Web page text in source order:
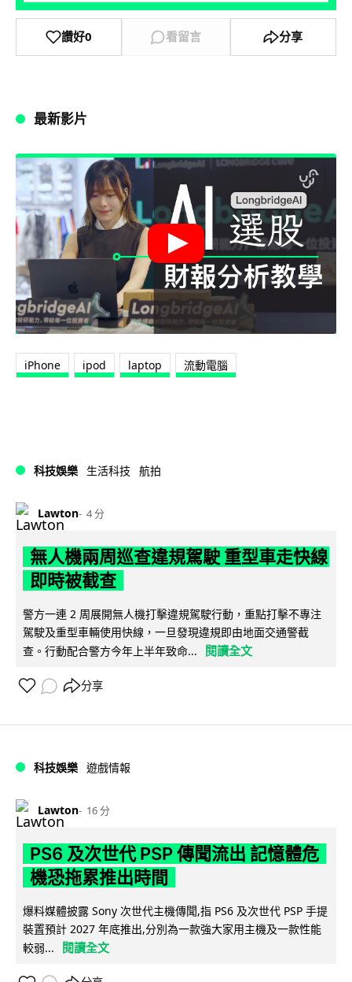
讚好0 看留言 分享
最新影片
iPhone ipod laptop 流動電腦
科技娛樂 生活科技 航拍
Lawton 4 分
無人機兩周巡查違規駕駛 重型車走快線
即時被截查
警方一連 2 周展開無人機打擊違規駕駛行動，重點打擊不專注
駕駛及重型車輛使用快線，一旦發現違規即由地面交通警截
查。行動配合警方今年上半年致命...
閱讀全文
分享
科技娛樂 遊戲情報
Lawton 16 分
PS6 及次世代 PSP 傳聞流出 記憶體危
機恐拖累推出時間
爆料媒體披露 Sony 次世代主機傳聞,指 PS6 及次世代 PSP 手提
裝置預計 2027 年底推出,分別為一款強大家用主機及一款性能
較弱...
閱讀全文